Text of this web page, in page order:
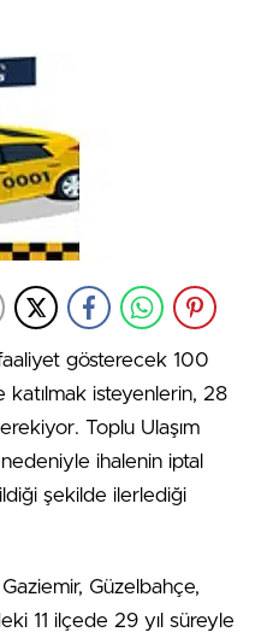
gösterecek 100
katılmak isteyenlerin, 28
Toplu Ulaşım
ihalenin iptal
şekilde ilerlediği
Güzelbahçe,
11 ilçede 29 yıl süreyle